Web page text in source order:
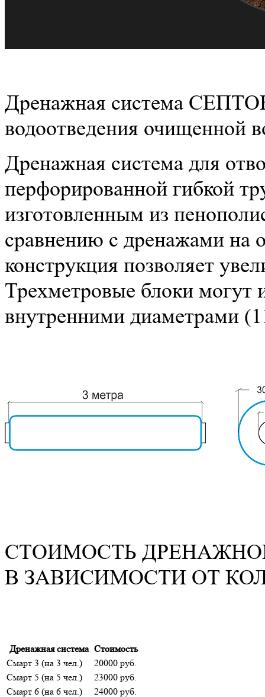
Дренажная система
водоотведения очищенной
Дренажная система для
перфорированной гибкой
изготовленным из
сравнению с дренажами на
конструкция позволяет
Трехметровые блоки могут
внутренними диаметрами
СТОИМОСТЬ
В ЗАВИСИМОСТИ ОТ
Дренажная система Стоимость
Смарт 3 (на 3 чел.)
20000 руб.
Смарт 5 (на 5 чел.)
23000 руб.
Смарт 6 (на 6 чел.)
24000 руб.